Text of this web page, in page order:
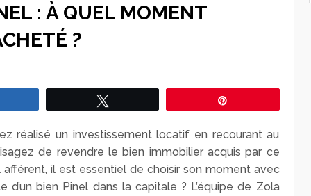
: À QUEL MOMENT
?
réalisé un investissement locatif en recourant au
de revendre le bien immobilier acquis par ce
afférent, il est essentiel de choisir son moment avec
d’un bien Pinel dans la capitale ? L’équipe de Zola